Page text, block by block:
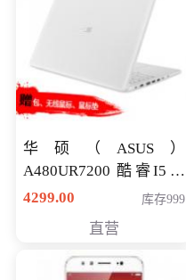
华硕（ASUS）
A480UR7200 酷睿I5超
薄学生办公游戏独显笔
NV930-2G独
4299.00 库存999
直营